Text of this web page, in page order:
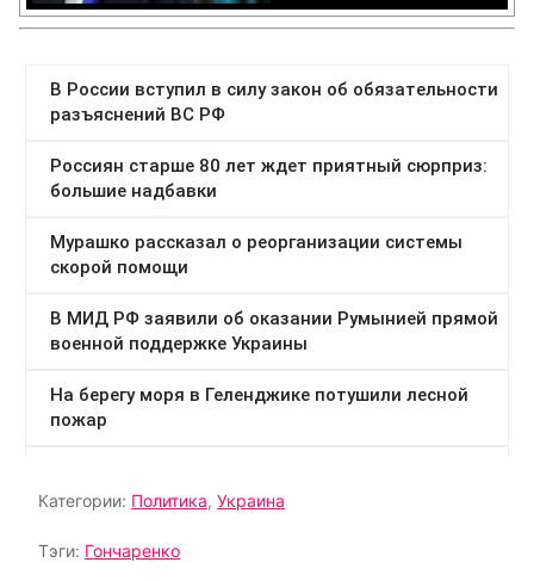
Категории: Политика, Украина
Тэги: Гончаренко